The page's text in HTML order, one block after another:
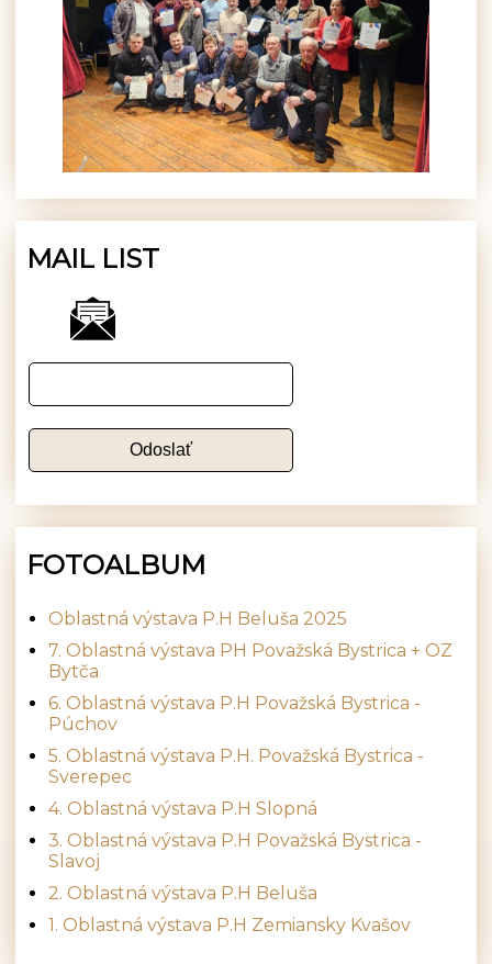
MAIL LIST
FOTOALBUM
Oblastná výstava P.H Beluša 2025
7. Oblastná výstava PH Považská Bystrica + OZ
Bytča
6. Oblastná výstava P.H Považská Bystrica -
Púchov
5. Oblastná výstava P.H. Považská Bystrica -
Sverepec
4. Oblastná výstava P.H Slopná
3. Oblastná výstava P.H Považská Bystrica -
Slavoj
2. Oblastná výstava P.H Beluša
1. Oblastná výstava P.H Zemiansky Kvašov